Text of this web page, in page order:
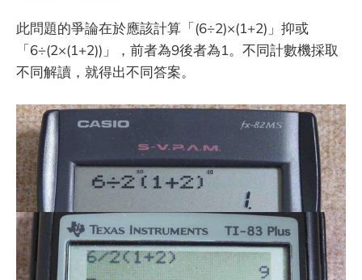
此問題的爭論在於應該計算「(6÷2)×(1+2)」抑或
「6÷(2×(1+2))」，前者為9後者為1。不同計數機採取
不同解讀，就得出不同答案。